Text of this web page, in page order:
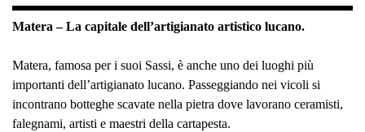
Matera – La capitale dell’artigianato artistico lucano.
Matera, famosa per i suoi Sassi, è anche uno dei luoghi più
importanti dell’artigianato lucano. Passeggiando nei vicoli si
incontrano botteghe scavate nella pietra dove lavorano ceramisti,
falegnami, artisti e maestri della cartapesta.